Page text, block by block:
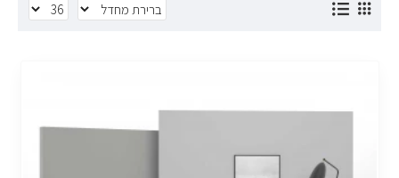
ברוחב 80 ו-90 ס"מ
מספקות פתרון מושלם לחדרי ילדים קטנים ועד
למי שזקוק לפתרון פונקציונלי, אנו מציעים
מיטות מעבר ברוחב 90 ס"מ
שנועדו להקל על המעבר ממיטת תינוק למיטת ילדים.